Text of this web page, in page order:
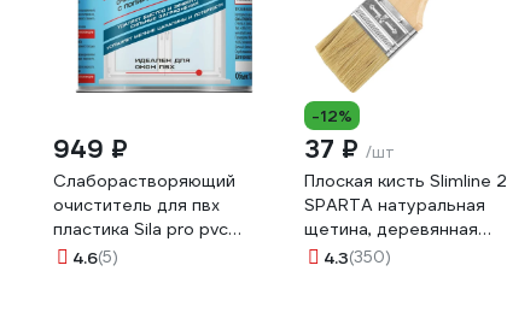
949 ₽
Слаборастворяющий
очиститель для пвх
пластика Sila pro pvc
cleaner №10 1000мл PRO
4.6(5)
-12%
37 ₽ /шт
Плоская кисть Slimline 2
SPARTA натуральная
щетина, деревянная
ручка 824305
4.3(350)